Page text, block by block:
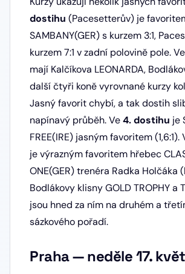
dostihu (Pacesetterův) je
SAMBANY(GER) s kurzem 3:1,
kurzem 7:1 v zadní polovině pole. Ve
mají Kalčíkova LEONARDA,
další čtyři koně vyrovnané kurzy
Jasný favorit chybí, a tak dostih
napínavý průběh. Ve4. dostihu je
FREE(IRE) jasným favoritem (1,6:1).
je výrazným favoritem hřebec
ONE(GER) trenéra Radka Holčáka
Bodlákovy klisny GOLD TROPHY a
jsou hned za ním na druhém a
sázkového pořadí.
Praha — neděle 17.